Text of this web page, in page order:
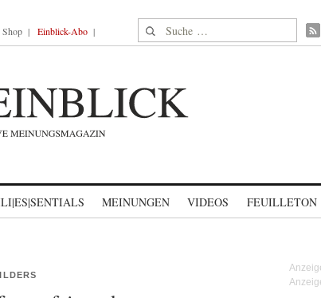
Shop Einblick-Abo Suche nach:
MEINUNGEN VIDEOS FEUILLETON